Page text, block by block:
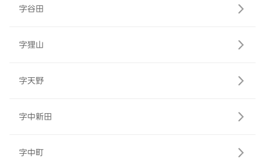
字谷田
字狸山
字天野
字中新田
字中町